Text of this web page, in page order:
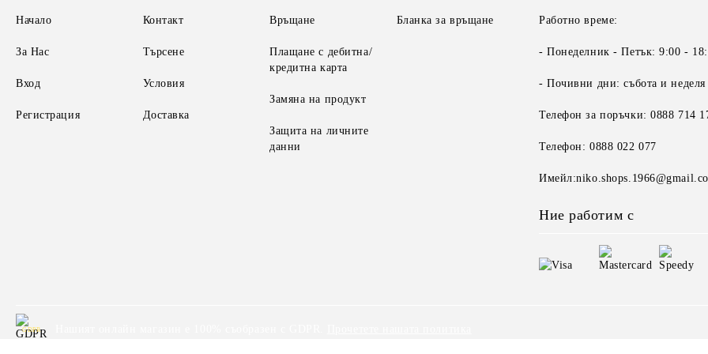
Начало
За Нас
Вход
Регистрация
Контакт
Търсене
Условия
Доставка
Връщане
Плащане с дебитна/
кредитна карта
Замяна на продукт
Защита на личните
данни
Бланка за връщане Работно време:
- Понеделник - Петък: 9:00 -
- Почивни дни: събота и неделя
Телефон за поръчки: 0888 714
Телефон: 0888 022 077
Ние работим с
GDPR